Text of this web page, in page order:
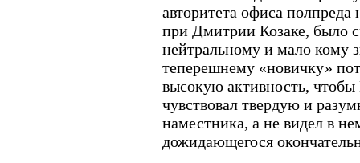
авторитета офиса
при Дмитрии Козаке, было
нейтральному и мало кому
теперешнему «новичку»
высокую активность,
чувствовал твердую и
наместника, а не видел в
дожидающегося